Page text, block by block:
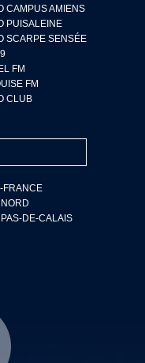
CAMPUS AMIENS
PUISALEINE
SCARPE SENSÉE
FM
FM
CLUB
FRANCE
DE-CALAIS